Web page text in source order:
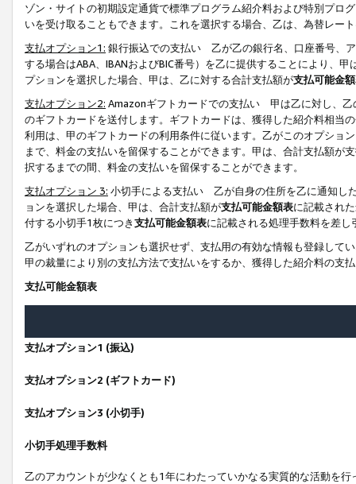
ゾン・サイトの初期設定通貨で標準プログラム紹介料および特別プロ
いを受け取ることもできます。これを選択する場合、乙は、為替レー
支払オプション1: 銀行振込での支払い 乙が乙の銀行名、口座番号、
する場合はABA、IBANおよびBIC番号）を乙に提供することにより、
プションを選択した場合、甲は、乙に対する合計支払額が支払可能金
支払オプション2: Amazonギフトカードでの支払い 甲は乙に対し、乙
のギフトカードを送付します。ギフトカードは、獲得した紹介料相当
利用は、甲のギフトカードの利用条件に従います。乙がこのオプショ
まで、料金の支払いを留保することができます。甲は、合計支払額が
択するまでの間、料金の支払いを留保することができます。
支払オプション 3: 小切手による支払い 乙が自身の住所を乙に通知し
ョンを選択した場合、甲は、合計支払額が支払可能金額表に記載され
付する小切手1枚につき支払可能金額表に記載される処理手数料を差し
乙がいずれのオプションも選択せず、支払用の有効な情報も登録して
甲の裁量により別の支払方法で支払いをするか、獲得した紹介料の支
支払可能金額表
支払オプション1 (振込)
支払オプション2 (ギフトカード)
支払オプション3 (小切手)
小切手処理手数料
乙のアカウントが少なくとも1年にわたっていかなる実質的な活動を